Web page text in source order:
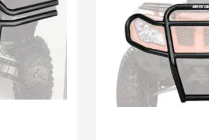
2011 550 H1 TRV PS EFT T3
2011 550 PS EFT IPM tungsten metallic
2011 550 TRV EFT LC IPM black 01
2011 550 TRV PS EFT cooper
2011 700 Diesel EFT green
2011 700 H1 FIS PS EFT T3 DESERT RED
2011 700 H1 FIS PS EFT T3 red